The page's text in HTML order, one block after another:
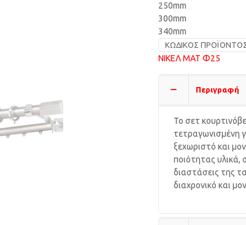
250mm
300mm
340mm
ΚΩΔΙΚΌΣ
ΝΙΚΕΛ ΜΑΤ Φ25
Περιγραφή
Το σετ
τετραγωνισμένη
ξεχωριστό και
ποιότητας υλικά,
διαστάσεις της
διαχρονικό και